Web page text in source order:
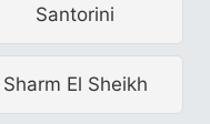
Santorini
Sharm El Sheikh